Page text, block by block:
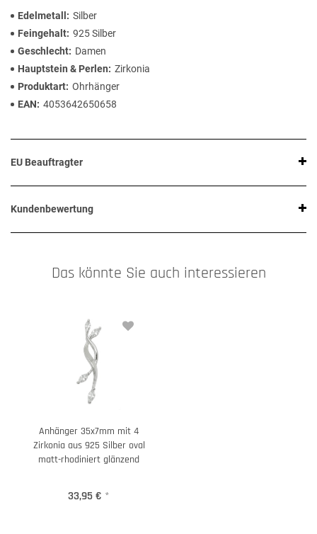
Edelmetall
Silber
Feingehalt 925 Silber
Geschlecht
Damen
Hauptstein & Perlen
Zirkonia
Produktart Ohrhänger
EAN
4053642650658
EU Beauftragter
Kundenbewertung
Das könnte Sie auch interessieren
Anhänger 35x7mm mit 4
Zirkonia aus 925 Silber oval
matt-rhodiniert glänzend
33,95 € *